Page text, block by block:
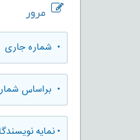
مرور
• شماره جاری
• براساس
•نمایه